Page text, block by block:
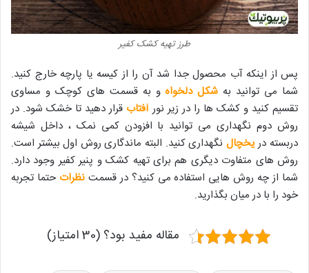
طرز تهیه کشک کفیر
پس از اینکه آب محصول جدا شد آن را از کیسه یا پارچه خارج کنید.
شما می توانید به شکل دلخواهو به قسمت های کوچک و مساوی
تقسیم کنید و کشک ها را در زیر نورآفتاب قرار دهید تا خشک شود. در
روش دوم نگهداری می توانید با افزودن کمی نمک ، داخل شیشه
دربسته دریخچال نگهداری کنید. البته ماندگاری روش اول بیشتر است.
روش های متفاوت دیگری هم برای تهیه کشک و پنیر کفیر وجود دارد.
شما از چه روش هایی استفاده می کنید؟ در قسمتنظراتحتما تجربه
خود را با در میان بگذارید.
مقاله مفید بود؟ (30 امتیاز)